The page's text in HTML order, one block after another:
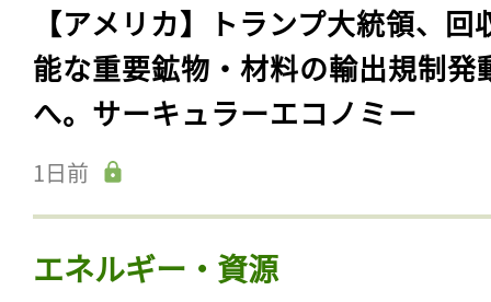
【アメリカ】トランプ大統領、回
能な重要鉱物・材料の輸出規制発
へ。サーキュラーエコノミー
1日前
エネルギー・資源